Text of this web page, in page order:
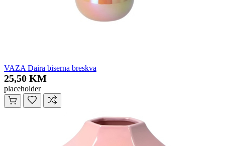
VAZA Daira biserna breskva
25,50 KM
placeholder